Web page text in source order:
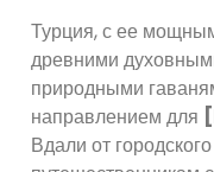
Турция, с ее
древними
природными
направлением для
Вдали от